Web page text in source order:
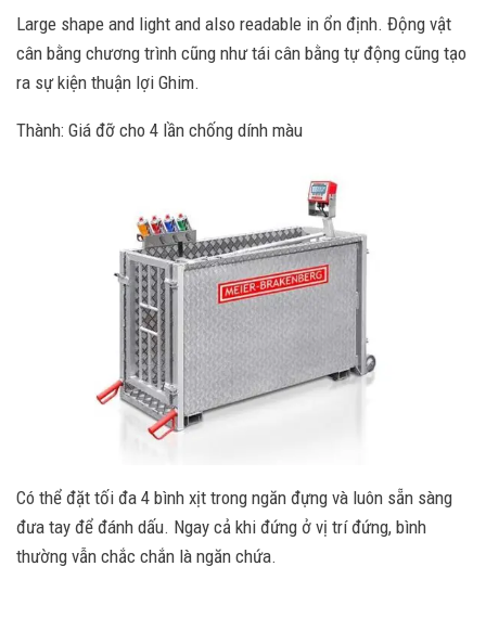
Large shape and light and also readable in ổn định. Động vật
cân bằng chương trình cũng như tái cân bằng tự động cũng tạo
ra sự kiện thuận lợi Ghim.
Thành: Giá đỡ cho 4 lần chống dính màu
Có thể đặt tối đa 4 bình xịt trong ngăn đựng và luôn sẵn sàng
đưa tay để đánh dấu. Ngay cả khi đứng ở vị trí đứng, bình
thường vẫn chắc chắn là ngăn chứa.